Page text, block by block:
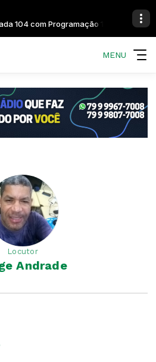
104 com Programação 104
MENU
Locutor
Andrade